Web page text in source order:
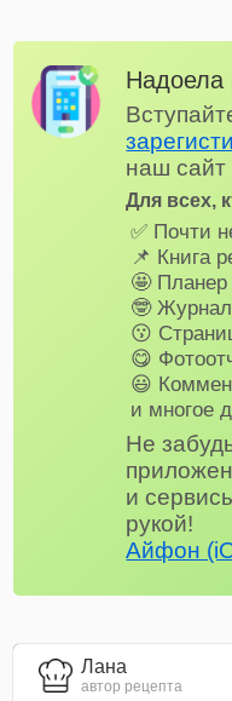
Надоела
наш сайт
Для всех,
✅ Почти
📌 Книга
🤩 Планер
🤓 Журнал
😗
😋
😃
и многое
Не
и
рукой!
Айфон
Лана
автор рецепта